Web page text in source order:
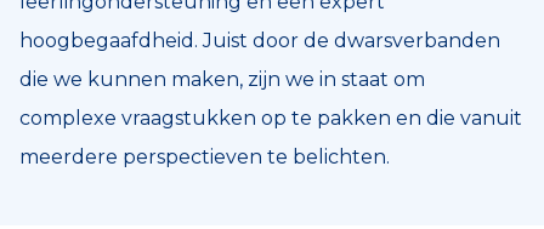
hoogbegaafdheid. Juist door de dwarsverbanden
die we kunnen maken, zijn we in staat om
complexe vraagstukken op te pakken en die vanuit
meerdere perspectieven te belichten.